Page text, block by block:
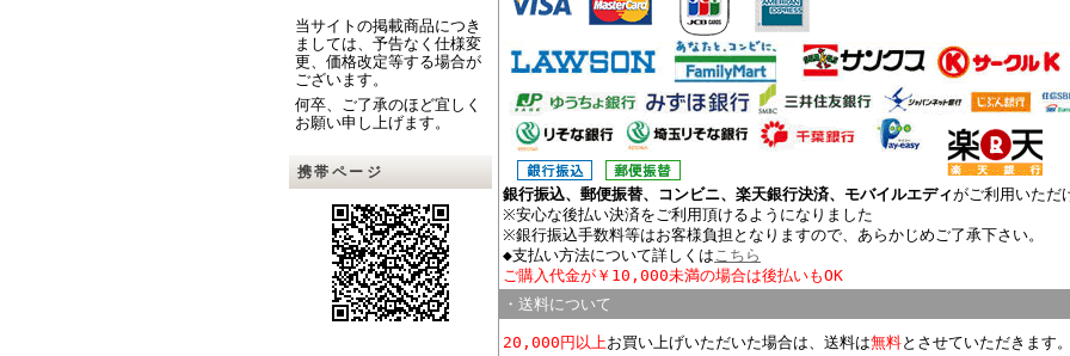
当サイトの掲載商品につき
ましては、予告なく仕様変
更、価格改定等する場合が
ございます。
何卒、ご了承のほど宜しく
お願い申し上げます。
携帯ページ
銀行振込、郵便振替、コンビニ、楽天銀行決済、モバイルエディがご利用いただ
※安心な後払い決済をご利用頂けるようになりました
※銀行振込手数料等はお客様負担となりますので、あらかじめご了承下さい。
◆支払い方法について詳しくはこちら
ご購入代金が￥10,000未満の場合は後払いもOK
・送料について
20,000円以上お買い上げいただいた場合は、送料は無料とさせていただきます